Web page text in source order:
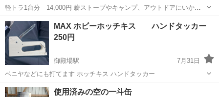
軽トラ1台分 14,000円 薪ストーブやキャンプ、アウトドアにいかが
ですか？ 針葉樹の薪になります。 御殿場産ヒノキがメインです。
静岡 御殿場市 御殿場駅 その他
MAX ホビーホッチキス ハンドタッカー
250円
御殿場駅
7月31日
ベニヤなどにも打てます ホッチキス ハンドタッカー
静岡 御殿場市 御殿場駅 その他
使用済みの空の一斗缶